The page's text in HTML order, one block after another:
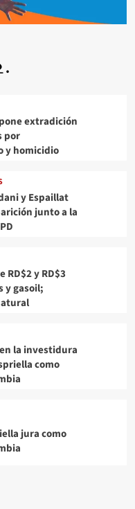
.
extradición
por
y homicidio
y Espaillat
junto a la
RD$2 y RD$3
y gasoil;
la investidura
como
jura como